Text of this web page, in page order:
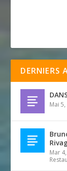
DERNIERS
Mai
Mar